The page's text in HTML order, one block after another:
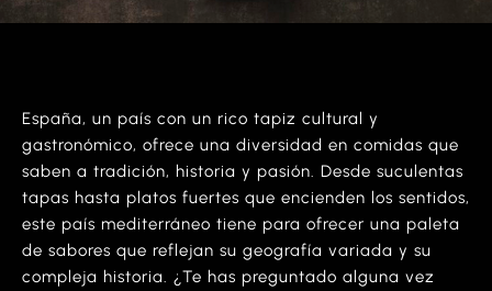
España, un país con un rico tapiz cultural y
gastronómico, ofrece una diversidad en comidas que
saben a tradición, historia y pasión. Desde suculentas
tapas hasta platos fuertes que encienden los sentidos,
este país mediterráneo tiene para ofrecer una paleta
de sabores que reflejan su geografía variada y su
compleja historia. ¿Te has preguntado alguna vez